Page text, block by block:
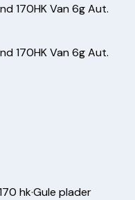
170HK Van 6g Aut.
170HK Van 6g Aut.
hk·Gule plader